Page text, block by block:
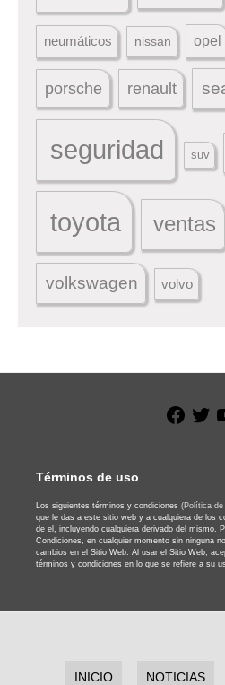
neumáticos nissan opel
porsche renault
seguridad suv
toyota ventas
volkswagen volvo
Términos de uso
Los siguientes términos y condiciones (Política de
que le das a este sitio web y a cualquiera de los
de el, incluyendo cualquiera derivado del mismo.
Condiciones, en cualquier momento sin ninguna
cambios en el Sitio Web. Al usar el Sitio Web,
términos y condiciones en lo que se refiere a su
INICIO NOTICIAS